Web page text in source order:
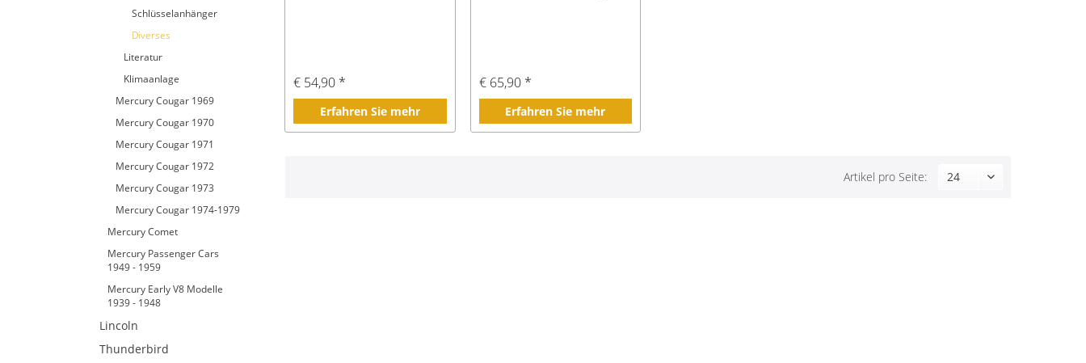
Schlüsselanhänger
Diverses
Literatur
Klimaanlage
Mercury Cougar 1969
Mercury Cougar 1970
Mercury Cougar 1971
Mercury Cougar 1972
Mercury Cougar 1973
Mercury Cougar 1974-1979
Mercury Comet
Mercury Passenger Cars
1949 - 1959
Mercury Early V8 Modelle
1939 - 1948
Lincoln
Thunderbird
€ 54,90 *
Erfahren Sie mehr
€ 65,90 *
Erfahren Sie mehr
Artikel pro Seite: